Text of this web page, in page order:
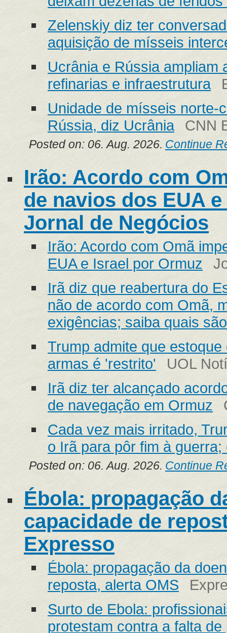
Zelenskiy diz ter
aquisição de mísseis
Ucrânia e Rússia ampliam
refinarias e infraestrutura
Unidade de mísseis norte-
Rússia, diz Ucrânia
CNN
Posted on: 06. Aug. 2026. Continue
Irão: Acordo com
de navios dos EUA
Jornal de Negócios
Irão: Acordo com Omã
EUA e Israel por Ormuz
Irã diz que reabertura do
não de acordo com Omã,
exigências; saiba quais são
Trump admite que
armas é 'restrito'
UOL
Irã diz ter alcançado
de navegação em Ormuz
Cada vez mais irritado,
o Irã para pôr fim à guerra;
Posted on: 06. Aug. 2026. Continue
Ébola: propagação
capacidade de
Expresso
Ébola: propagação da
reposta, alerta OMS
Surto de Ebola:
protestam contra a falta de